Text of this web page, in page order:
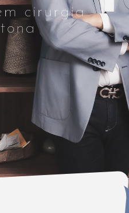
cirurgia